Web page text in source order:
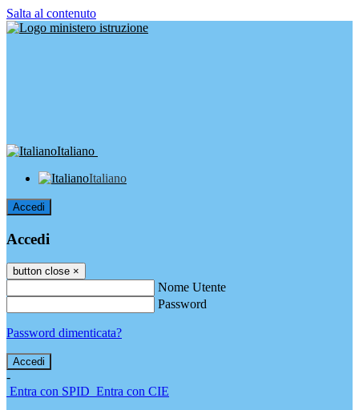
Salta al contenuto
Italiano
Italiano
Accedi
Accedi
button close ×
Nome Utente
Password
Password dimenticata?
-
Entra con SPID Entra con CIE